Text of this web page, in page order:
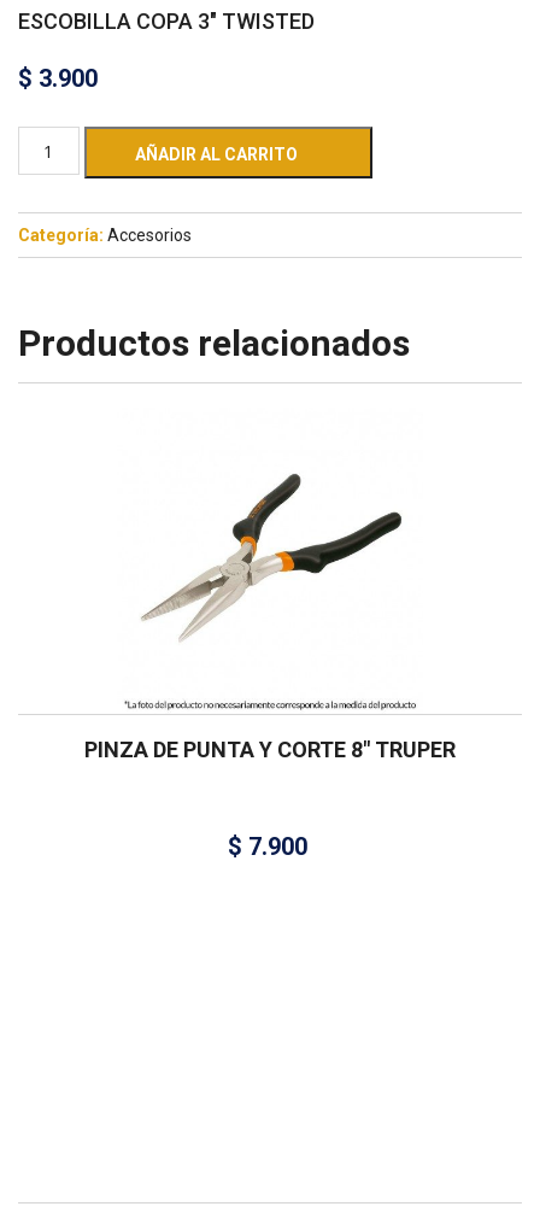
ESCOBILLA COPA 3″ TWISTED
$ 3.900
AÑADIR AL CARRITO
Categoría: Accesorios
Productos relacionados
PINZA DE PUNTA Y CORTE 8″ TRUPER
$ 7.900